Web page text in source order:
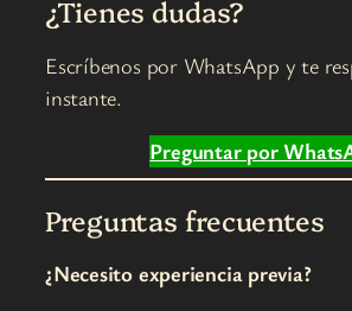
¿Tienes dudas?
Escríbenos por WhatsApp y te
instante.
Preguntar por
Preguntas frecuentes
¿Necesito experiencia previa?